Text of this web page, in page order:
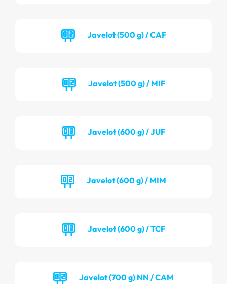
Javelot (500 g) / CAF
Javelot (500 g) / MIF
Javelot (600 g) / JUF
Javelot (600 g) / MIM
Javelot (600 g) / TCF
Javelot (700 g) NN / CAM